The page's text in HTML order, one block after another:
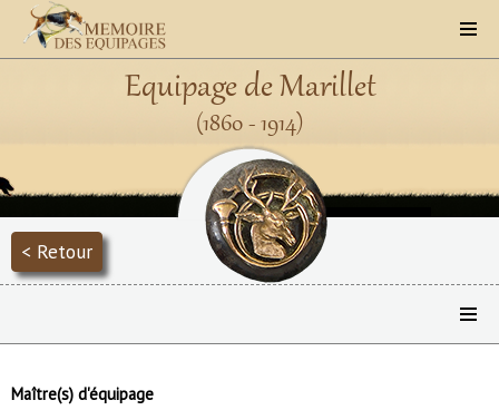
Equipage de Marillet
(1860 - 1914)
< Retour
Maître(s) d'équipage